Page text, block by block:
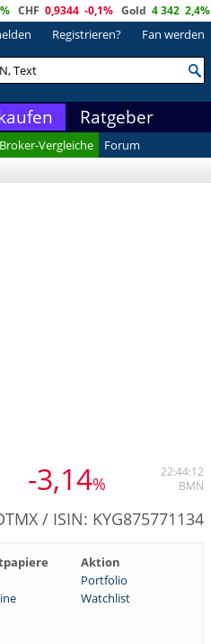
CHF 0,9344 -0,1% Gold 4 342 2,4%
Registrieren? Fan werden
Ratgeber
Broker-Vergleiche
Forum
-3,14%
22:44:12
BMN
/ ISIN: KYG875771134
Aktion
Portfolio
Watchlist